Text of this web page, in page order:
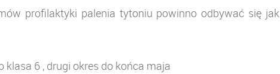
profilaktyki palenia tytoniu powinno odbywać się jak
klasa 6 , drugi okres do końca maja